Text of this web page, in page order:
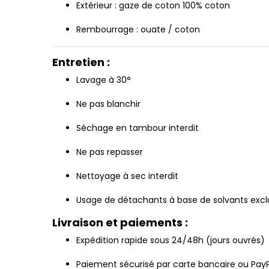
Extérieur : gaze de coton 100% coton
Rembourrage : ouate / coton
Entretien :
Lavage à 30°
Ne pas blanchir
Séchage en tambour interdit
Ne pas repasser
Nettoyage à sec interdit
Usage de détachants à base de solvants
Livraison et paiements :
Expédition rapide sous 24/48h (jours ouvrés)
Paiement sécurisé par carte bancaire ou